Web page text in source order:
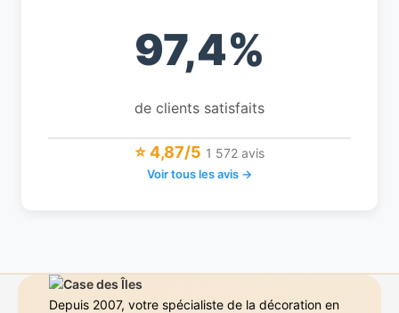
97,4%
de clients satisfaits
⭐ 4,87/5 1 572 avis
Voir tous les avis →
Depuis 2007, votre spécialiste de la décoration en